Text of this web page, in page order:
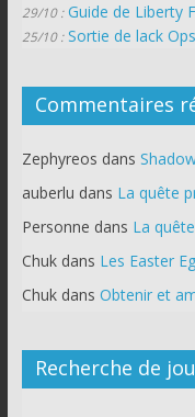
29/10 : Guide de Liberty
25/10 : Sortie de lack
Commentaires
Zephyreos dans
auberlu dans La quête
Personne dans La
Chukdans Les Easter
Chukdans Obtenir et
Recherche de